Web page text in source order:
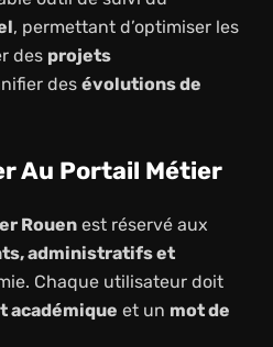
, permettant d’optimiser les
des projets
des évolutions de
Au Portail Métier
Rouenest réservé aux
administratifs et
Chaque utilisateur doit
académique et un mot de